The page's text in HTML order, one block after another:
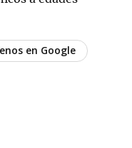
en Google